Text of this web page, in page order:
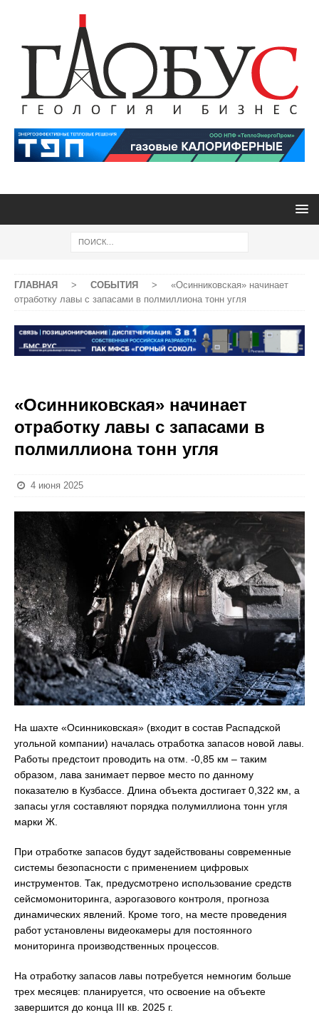
ГЛАВНАЯ > СОБЫТИЯ >
«Осинниковская» начинает
отработку лавы с запасами в полмиллиона тонн угля
«Осинниковская» начинает
отработку лавы с запасами в
полмиллиона тонн угля
4 июня 2025
На шахте «Осинниковская» (входит в состав Распадской
угольной компании) началась отработка запасов новой лавы.
Работы предстоит проводить на отм. -0,85 км – таким
образом, лава занимает первое место по данному
показателю в Кузбассе. Длина объекта достигает 0,322 км, а
запасы угля составляют порядка полумиллиона тонн угля
марки Ж.
При отработке запасов будут задействованы современные
системы безопасности с применением цифровых
инструментов. Так, предусмотрено использование средств
сейсмомониторинга, аэрогазового контроля, прогноза
динамических явлений. Кроме того, на месте проведения
работ установлены видеокамеры для постоянного
мониторинга производственных процессов.
На отработку запасов лавы потребуется немногим больше
трех месяцев: планируется, что освоение на объекте
завершится до конца III кв. 2025 г.